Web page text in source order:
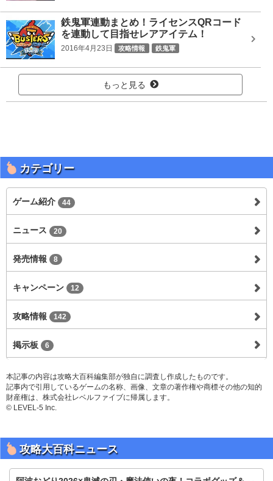
鉄鬼軍連動まとめ！ライセンスQRコード
を連動して目指せレアアイテム！
2016年4月23日 攻略情報 鉄鬼軍
もっと見る
カテゴリー
ゲーム紹介 44
ニュース 20
発売情報 8
キャンペーン 12
攻略情報 142
掲示板 6
本記事の内容は攻略大百科編集部が独自に調査し作成したものです。
記事内で引用しているゲームの名称、画像、文章の著作権や商標その他の知的
財産権は、株式会社レベルファイブに帰属します。
© LEVEL-5 Inc.
攻略大百科ニュース